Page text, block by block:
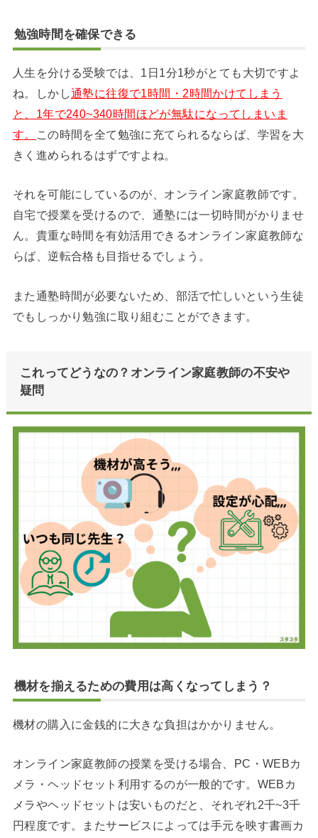
勉強時間を確保できる
人生を分ける受験では、1日1分1秒がとても大切ですよ
ね。しかし通塾に往復で1時間・2時間かけてしまう
と、1年で240~340時間ほどが無駄になってしまいま
す。
この時間を全て勉強に充てられるならば、学習を大
きく進められるはずですよね。
それを可能にしているのが、オンライン家庭教師です。
自宅で授業を受けるので、通塾には一切時間がかりませ
ん。貴重な時間を有効活用できるオンライン家庭教師な
らば、逆転合格も目指せるでしょう。
また通塾時間が必要ないため、部活で忙しいという生徒
でもしっかり勉強に取り組むことができます。
これってどうなの？オンライン家庭教師の不安や
疑問
機材を揃えるための費用は高くなってしまう？
機材の購入に金銭的に大きな負担はかかりません。
オンライン家庭教師の授業を受ける場合、PC・WEBカ
メラ・ヘッドセット利用するのが一般的です。WEBカ
メラやヘッドセットは安いものだと、それぞれ2千~3千
円程度です。またサービスによっては手元を映す書画カ